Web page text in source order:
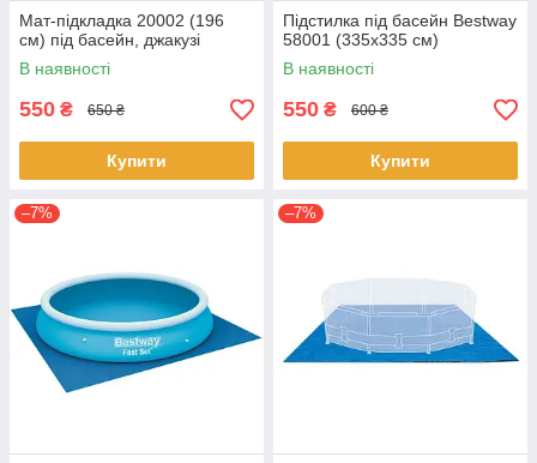
Мат-підкладка 20002 (196
см) під басейн, джакузі
В наявності
550 ₴ 650 ₴
Купити
Підстилка під басейн Bestway
58001 (335х335 см)
В наявності
550 ₴ 600 ₴
Купити
–7% –7%